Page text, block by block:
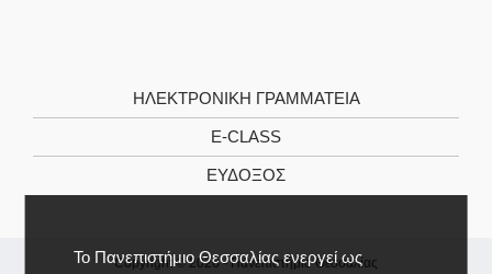
Το Πανεπιστήμιο Θεσσαλίας ενεργεί ως
ΗΛΕΚΤΡΟΝΙΚΉ ΓΡΑΜΜΑΤΕΊΑ
E-CLASS
ΕΎΔΟΞΟΣ
Copyright © 2026 -Πανεπιστήμιο Θεσσαλίας